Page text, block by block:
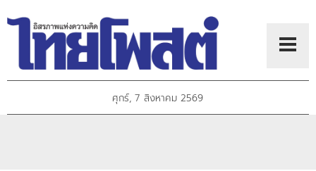
ศุกร์, 7 สิงหาคม 2569